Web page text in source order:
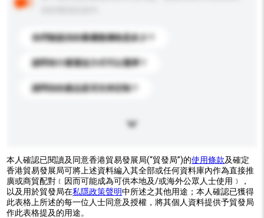
你們能提供的最優惠價格是多少？
請問有什麼運送方式可以選擇？
請問你的產品是否支持定制？
本人確認已閱讀及同意香港貿易發展局(“貿發局”)的使用條款及確定
香港貿易發展局可將上述資料編入其全部或任何資料庫內作為直接推
廣或商貿配對﹝因而可能成為可供本地及/或海外公眾人士使用﹞，
以及用於貿發局在私隱政策聲明中所述之其他用途；本人確認已獲得
此表格上所述的每一位人士同意及授權，將其個人資料提供予貿發局
作此表格提及的用途。